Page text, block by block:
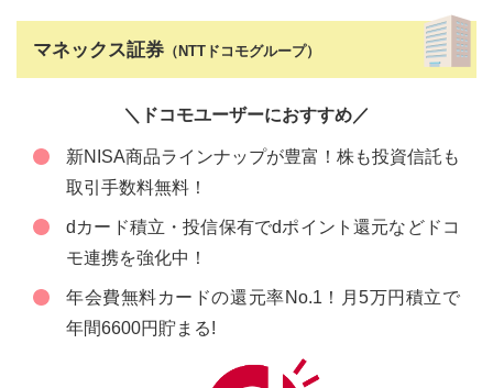
マネックス証券 （NTTドコモグループ）
＼ドコモユーザーにおすすめ／
新NISA商品ラインナップが豊富！株も投資信託も
取引手数料無料！
dカード積立・投信保有でdポイント還元などドコ
モ連携を強化中！
年会費無料カードの還元率No.1！月5万円積立で
年間6600円貯まる!